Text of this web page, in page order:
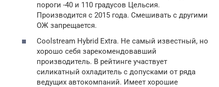
пороги -40 и 110 градусов Цельсия.
Производится с 2015 года. Смешивать с другими
ОЖ запрещается.
Coolstream Hybrid Extra. Не самый известный, но
хорошо себя зарекомендовавший
производитель. В рейтинге участвует
силикатный охладитель с допусками от ряда
ведущих автокомпаний. Имеет хорошие